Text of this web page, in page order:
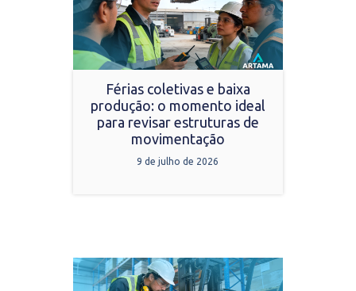
Férias coletivas e baixa
produção: o momento ideal
para revisar estruturas de
movimentação
9 de julho de 2026